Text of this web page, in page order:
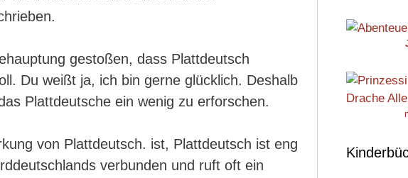
gestoßen, dass Plattdeutsch
Du weißt ja, ich bin gerne glücklich. Deshalb
Plattdeutsche ein wenig zu erforschen.
von Plattdeutsch. ist, Plattdeutsch ist eng
verbunden und ruft oft ein